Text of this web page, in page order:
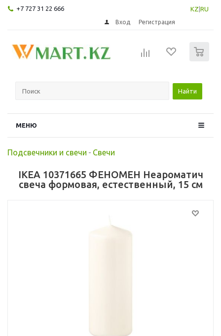
+7 727 31 22 666 KZ RU
Вход Регистрация
Найти
МЕНЮ
Подсвечники и свечи - Свечи
IKEA 10371665 ФЕНОМЕН Неароматич
свеча формовая, естественный, 15 см